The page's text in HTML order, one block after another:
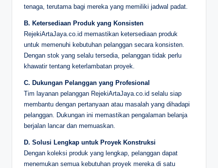
tenaga, terutama bagi mereka yang memiliki jadwal padat.
B. Ketersediaan Produk yang Konsisten
RejekiArtaJaya.co.id memastikan ketersediaan produk
untuk memenuhi kebutuhan pelanggan secara konsisten.
Dengan stok yang selalu tersedia, pelanggan tidak perlu
khawatir tentang keterlambatan proyek.
C. Dukungan Pelanggan yang Profesional
Tim layanan pelanggan RejekiArtaJaya.co.id selalu siap
membantu dengan pertanyaan atau masalah yang dihadapi
pelanggan. Dukungan ini memastikan pengalaman belanja
berjalan lancar dan memuaskan.
D. Solusi Lengkap untuk Proyek Konstruksi
Dengan koleksi produk yang lengkap, pelanggan dapat
menemukan semua kebutuhan proyek mereka di satu